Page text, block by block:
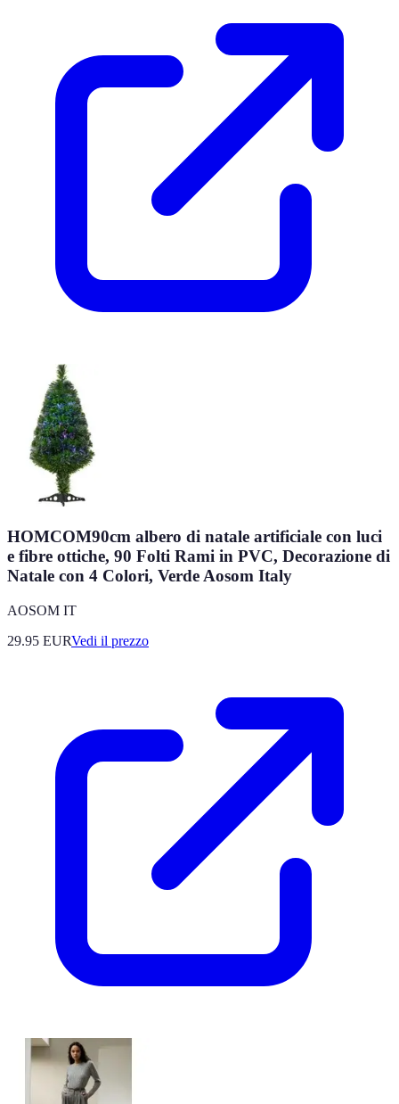
HOMCOM90cm albero di natale artificiale con luci
e fibre ottiche, 90 Folti Rami in PVC, Decorazione di
Natale con 4 Colori, Verde Aosom Italy
AOSOM IT
29.95 EURVedi il prezzo